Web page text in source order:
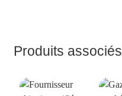
Produits associés